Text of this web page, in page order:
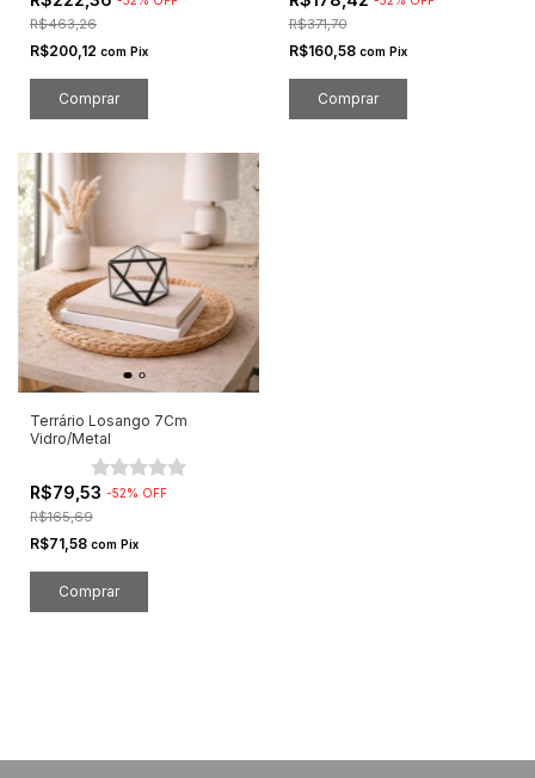
R$463,26
R$200,12 com Pix
R$371,70
R$160,58 com Pix
Terrário Losango 7Cm
Vidro/Metal
R$79,53 -52% OFF
R$165,69
R$71,58 com Pix